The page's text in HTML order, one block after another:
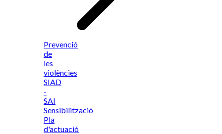
Prevenció
de
les
violències
SIAD
-
SAI
Sensibilització
Pla
d'actuació